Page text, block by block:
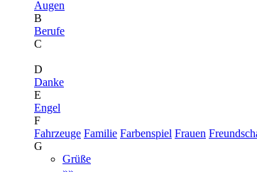
Augen
B
Berufe
C
D
Danke
E
Engel
F
Fahrzeuge Familie Farbenspiel Frauen
G
Grüße